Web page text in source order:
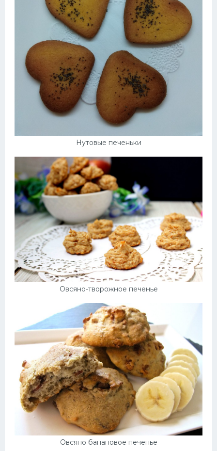
Нутовые печеньки
Овсяно-творожное печенье
Овсяно банановое печенье